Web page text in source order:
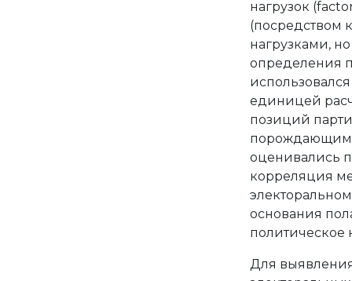
нагрузок
(посредством
нагрузками,
определения
единицей
позиций
порождающим
оценивались
корреляция
основания
политическое
Для